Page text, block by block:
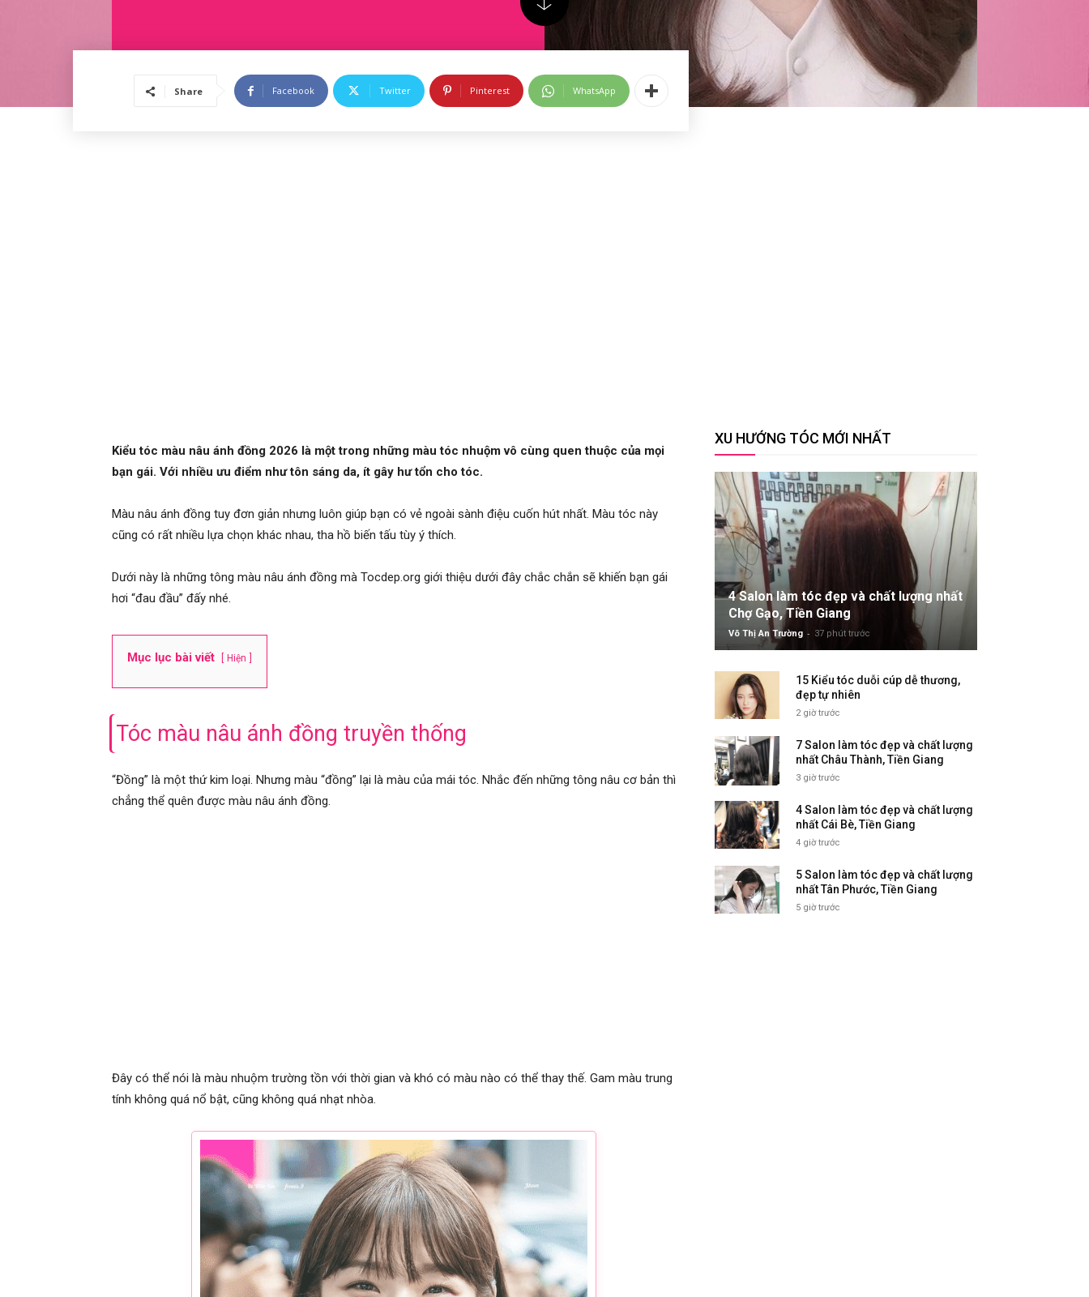
Share Facebook Twitter Pinterest WhatsApp
Kiểu tóc màu nâu ánh đồng 2026 là một trong những màu tóc nhuộm vô cùng quen thuộc của mọi
bạn gái. Với nhiều ưu điểm như tôn sáng da, ít gây hư tổn cho tóc.
Màu nâu ánh đồng tuy đơn giản nhưng luôn giúp bạn có vẻ ngoài sành điệu cuốn hút nhất. Màu tóc này
cũng có rất nhiều lựa chọn khác nhau, tha hồ biến tấu tùy ý thích.
Dưới này là những tông màu nâu ánh đồng mà Tocdep.org giới thiệu dưới đây chắc chắn sẽ khiến bạn gái
hơi “đau đầu” đấy nhé.
Mục lục bài viết Hiện
Tóc màu nâu ánh đồng truyền thống
“Đồng” là một thứ kim loại. Nhưng màu “đồng” lại là màu của mái tóc. Nhắc đến những tông nâu cơ bản thì
chẳng thể quên được màu nâu ánh đồng.
Đây có thể nói là màu nhuộm trường tồn với thời gian và khó có màu nào có thể thay thế. Gam màu trung
tính không quá nổ bật, cũng không quá nhạt nhòa.
XU HƯỚNG TÓC MỚI NHẤT
4 Salon làm tóc đẹp và chất lượng nhất
Chợ Gạo, Tiền Giang
Võ Thị An Trường - 37 phút trước
15 Kiểu tóc duỗi cúp dễ thương,
đẹp tự nhiên
2 giờ trước
7 Salon làm tóc đẹp và chất lượng
nhất Châu Thành, Tiền Giang
3 giờ trước
4 Salon làm tóc đẹp và chất lượng
nhất Cái Bè, Tiền Giang
4 giờ trước
5 Salon làm tóc đẹp và chất lượng
nhất Tân Phước, Tiền Giang
5 giờ trước